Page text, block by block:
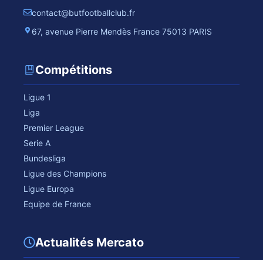
contact@butfootballclub.fr
67, avenue Pierre Mendès France 75013 PARIS
Compétitions
Ligue 1
Liga
Premier League
Serie A
Bundesliga
Ligue des Champions
Ligue Europa
Equipe de France
Actualités Mercato